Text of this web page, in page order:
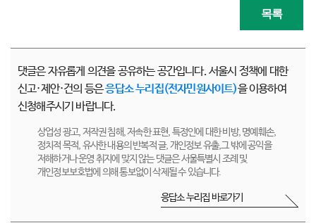
목록
댓글은 자유롭게 의견을 공유하는 공간입니다. 서울시 정책에 대한
신고·제안·건의 등은응답소 누리집(전자민원사이트)을 이용하여
신청해주시기 바랍니다.
상업성 광고, 저작권 침해, 저속한 표현, 특정인에 대한 비방, 명예훼손,
정치적 목적, 유사한 내용의 반복적 글, 개인정보 유출,그 밖에 공익을
저해하거나 운영 취지에 맞지 않는 댓글은 서울특별시 조례 및
개인정보보호법에 의해 통보없이 삭제될 수 있습니다.
응답소 누리집 바로가기